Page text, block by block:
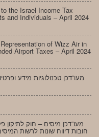
the Israel Income Tax
and Individuals – April 2024
of Wizz Air in
Airport Taxes – April 2024
מעו”דכן טכנולוגיות מידע
חובות דיווח שונות לרשות